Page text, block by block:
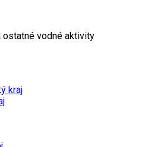
ostatné vodné aktivity
kraj